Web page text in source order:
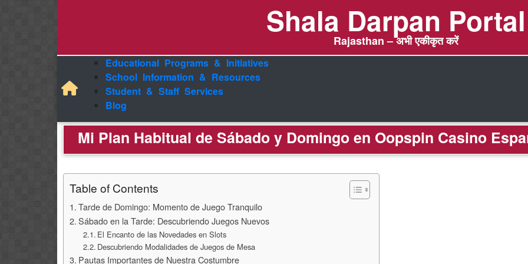
Shala Darpan Portal
Rajasthan – अभी एकीकृत करें
Educational Programs & Initiatives
School Information & Resources
Student & Staff Services
Blog
Mi Plan Habitual de Sábado y Domingo en Oopspin Casino
Table of Contents
Tarde de Domingo: Momento de Juego Tranquilo
Sábado en la Tarde: Descubriendo Juegos Nuevos
El Encanto de las Novedades en Slots
Descubriendo Modalidades de Juegos de Mesa
Pautas Importantes de Nuestra Costumbre